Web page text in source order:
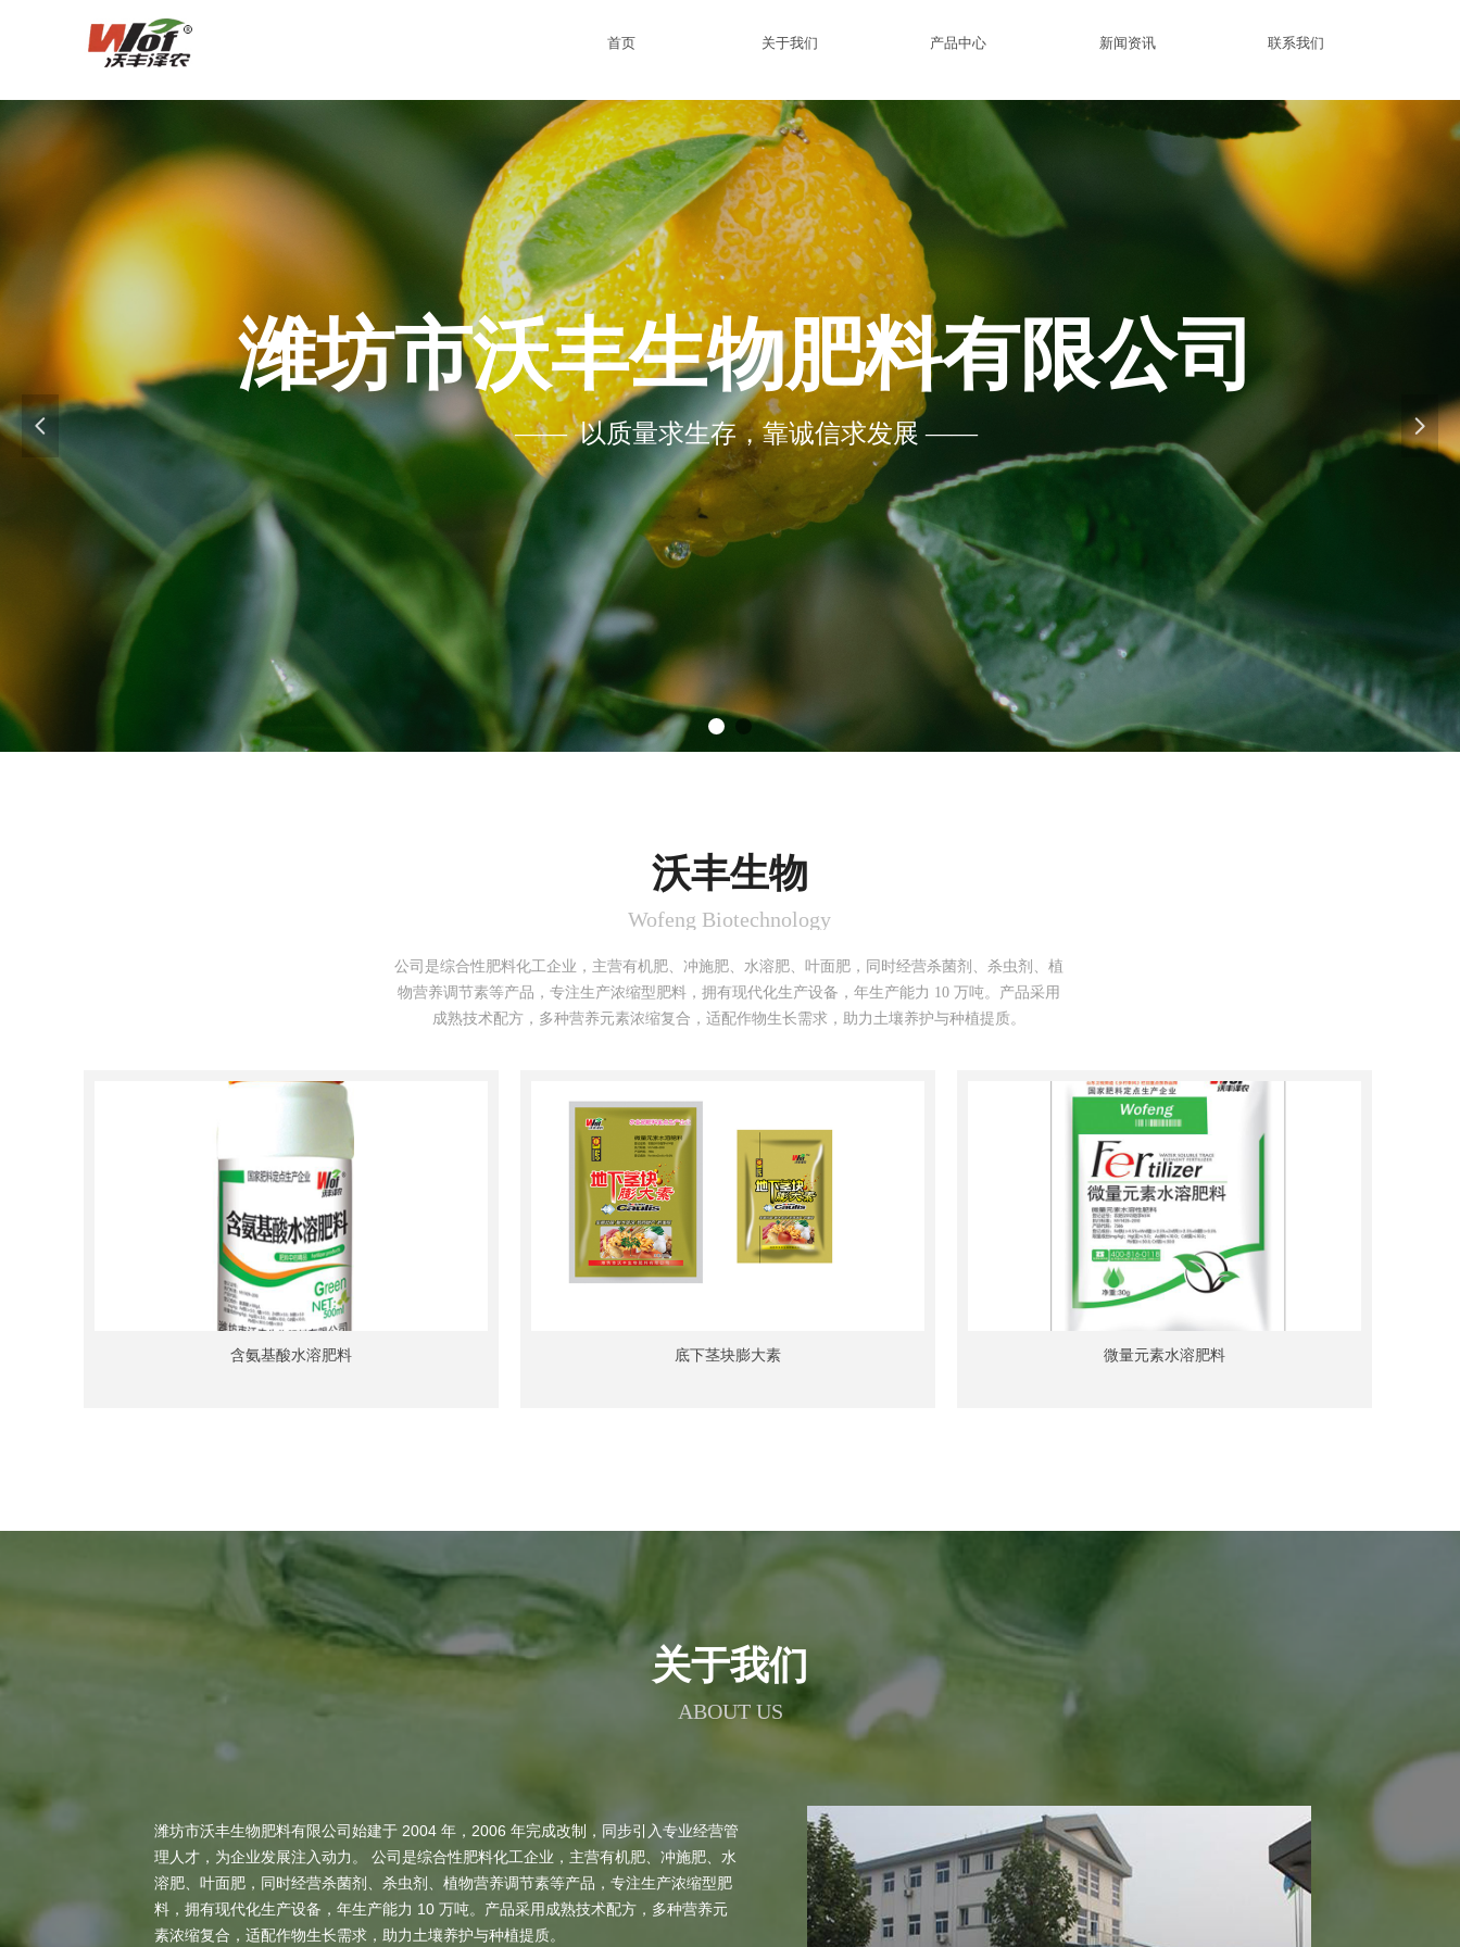
潍坊市沃丰生物肥料有限公司
—— 以质量求生存，靠诚信求发展 ——
넳 넲
首页 关于我们 产品中心 新闻资讯 联系我们
沃丰生物
Wofeng Biotechnology
公司是综合性肥料化工企业，主营有机肥、冲施肥、水溶肥、叶面肥，同时经营杀菌剂、杀虫剂、植
物营养调节素等产品，专注生产浓缩型肥料，拥有现代化生产设备，年生产能力 10 万吨。产品采用
成熟技术配方，多种营养元素浓缩复合，适配作物生长需求，助力土壤养护与种植提质。
含氨基酸水溶肥料 底下茎块膨大素 微量元素水溶肥料
关于我们
ABOUT US
潍坊市沃丰生物肥料有限公司始建于 2004 年，2006 年完成改制，同步引入专业经营管
理人才，为企业发展注入动力。 公司是综合性肥料化工企业，主营有机肥、冲施肥、水
溶肥、叶面肥，同时经营杀菌剂、杀虫剂、植物营养调节素等产品，专注生产浓缩型肥
料，拥有现代化生产设备，年生产能力 10 万吨。产品采用成熟技术配方，多种营养元
素浓缩复合，适配作物生长需求，助力土壤养护与种植提质。